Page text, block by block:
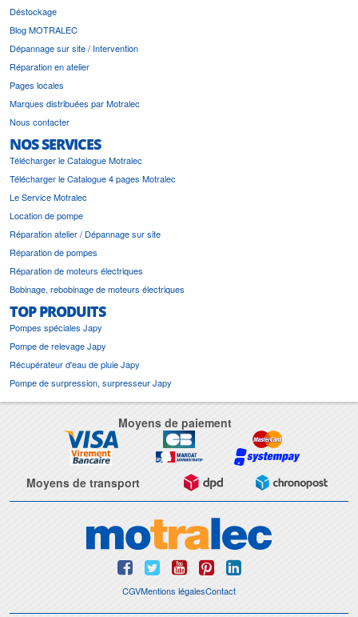
Déstockage
Blog MOTRALEC
Dépannage sur site / Intervention
Réparation en atelier
Pages locales
Marques distribuées par Motralec
Nous contacter
NOS SERVICES
Télécharger le Catalogue Motralec
Télécharger le Catalogue 4 pages Motralec
Le Service Motralec
Location de pompe
Réparation atelier / Dépannage sur site
Réparation de pompes
Réparation de moteurs électriques
Bobinage, rebobinage de moteurs électriques
TOP PRODUITS
Pompes spéciales Japy
Pompe de relevage Japy
Récupérateur d'eau de pluie Japy
Pompe de surpression, surpresseur Japy
Moyens de paiement
Moyens de transport
CGVMentions légalesContact